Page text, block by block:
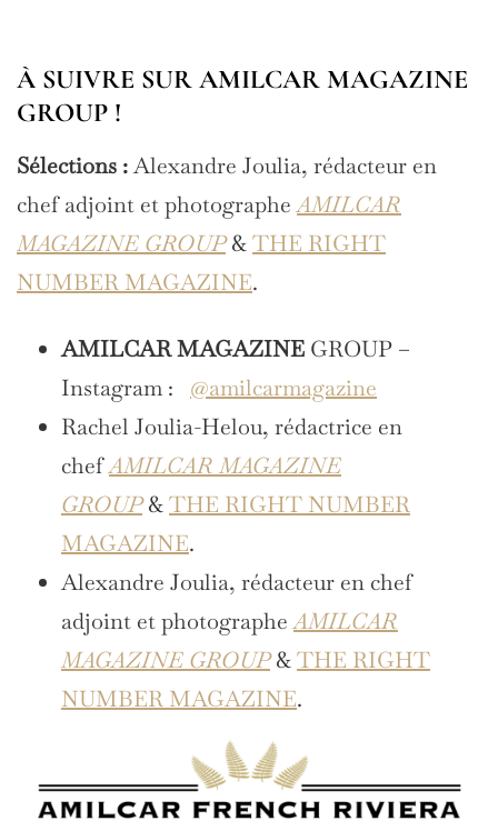
À SUIVRE SUR AMILCAR MAGAZINE
GROUP !
Sélections :Alexandre Joulia, rédacteur en
chef adjoint et photographeAMILCAR
MAGAZINE GROUP&THE RIGHT
NUMBER MAGAZINE.
AMILCAR MAGAZINE GROUP –
Instagram : @amilcarmagazine
Rachel Joulia-Helou, rédactrice en
chefAMILCAR MAGAZINE
GROUP&THE RIGHT NUMBER
MAGAZINE.
Alexandre Joulia, rédacteur en chef
adjoint et photographeAMILCAR
MAGAZINE GROUP&THE RIGHT
NUMBER MAGAZINE.